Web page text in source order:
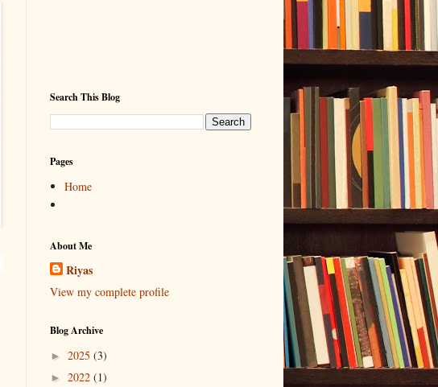
Search This Blog
Pages
Home
About Me
Riyas
View my complete profile
Blog Archive
► 2025 (3)
► 2022 (1)